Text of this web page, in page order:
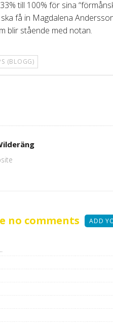
till 100% för sina
få in Magdalena
blir stående med notan.
(BLOGG)
no comments ADD